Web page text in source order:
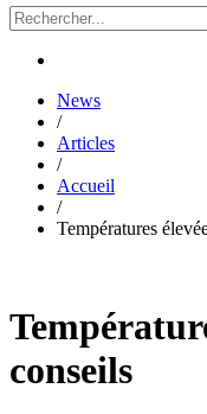
News
/
Articles
/
Accueil
/
Températures
conseils